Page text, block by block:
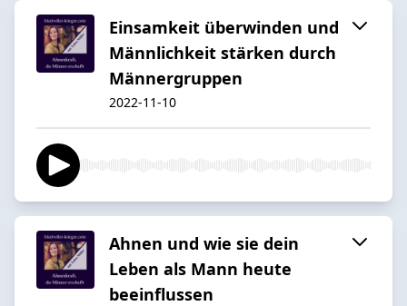
Einsamkeit überwinden und
Männlichkeit stärken durch
Männergruppen
2022-11-10
Ahnen und wie sie dein
Leben als Mann heute
beeinflussen